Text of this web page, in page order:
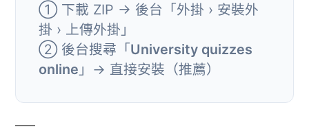
① 下載 ZIP → 後台「外掛 › 安裝外
掛 › 上傳外掛」
② 後台搜尋「University quizzes
online 」→ 直接安裝（推薦）